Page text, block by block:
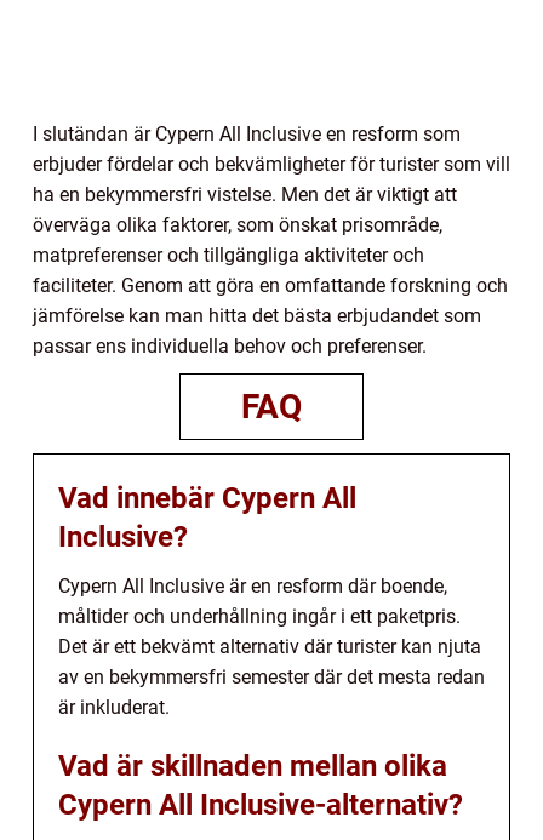
I slutändan är Cypern All Inclusive en resform som
erbjuder fördelar och bekvämligheter för turister som vill
ha en bekymmersfri vistelse. Men det är viktigt att
överväga olika faktorer, som önskat prisområde,
matpreferenser och tillgängliga aktiviteter och
faciliteter. Genom att göra en omfattande forskning och
jämförelse kan man hitta det bästa erbjudandet som
passar ens individuella behov och preferenser.
FAQ
Vad innebär Cypern All
Inclusive?
Cypern All Inclusive är en resform där boende,
måltider och underhållning ingår i ett paketpris.
Det är ett bekvämt alternativ där turister kan njuta
av en bekymmersfri semester där det mesta redan
är inkluderat.
Vad är skillnaden mellan olika
Cypern All Inclusive-alternativ?